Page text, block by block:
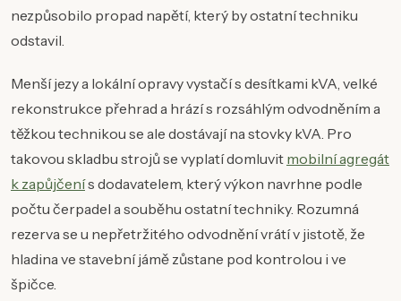
nezpůsobilo propad napětí, který by ostatní techniku
odstavil.
Menší jezy a lokální opravy vystačí s desítkami kVA, velké
rekonstrukce přehrad a hrází s rozsáhlým odvodněním a
těžkou technikou se ale dostávají na stovky kVA. Pro
takovou skladbu strojů se vyplatí domluvit mobilní agregát
k zapůjčenís dodavatelem, který výkon navrhne podle
počtu čerpadel a souběhu ostatní techniky. Rozumná
rezerva se u nepřetržitého odvodnění vrátí v jistotě, že
hladina ve stavební jámě zůstane pod kontrolou i ve
špičce.